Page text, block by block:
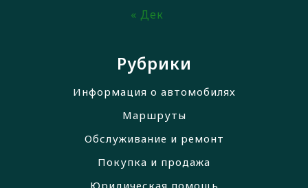
« Дек
Рубрики
Информация о автомобилях
Маршруты
Обслуживание и ремонт
Покупка и продажа